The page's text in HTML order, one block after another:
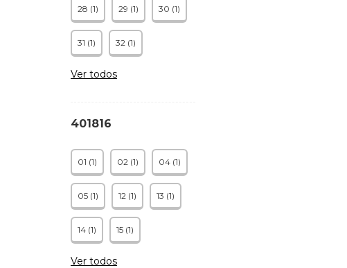
28 (1) 29 (1) 30 (1)
31 (1) 32 (1)
Ver todos
401816
01 (1) 02 (1) 04 (1)
05 (1) 12 (1) 13 (1)
14 (1) 15 (1)
Ver todos